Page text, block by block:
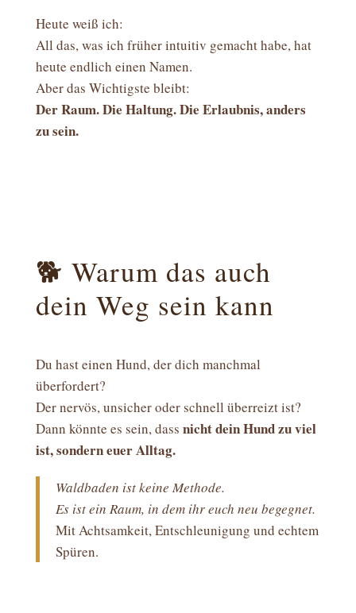
Heute weiß ich:
All das, was ich früher intuitiv gemacht habe, hat
heute endlich einen Namen.
Aber das Wichtigste bleibt:
Der Raum. Die Haltung. Die Erlaubnis, anders
zu sein.
🐕 Warum das auch
dein Weg sein kann
Du hast einen Hund, der dich manchmal
überfordert?
Der nervös, unsicher oder schnell überreizt ist?
Dann könnte es sein, dass nicht dein Hund zu viel
ist, sondern euer Alltag.
Waldbaden ist keine Methode.
Es ist ein Raum, in dem ihr euch neu begegnet.
Mit Achtsamkeit, Entschleunigung und echtem
Spüren.